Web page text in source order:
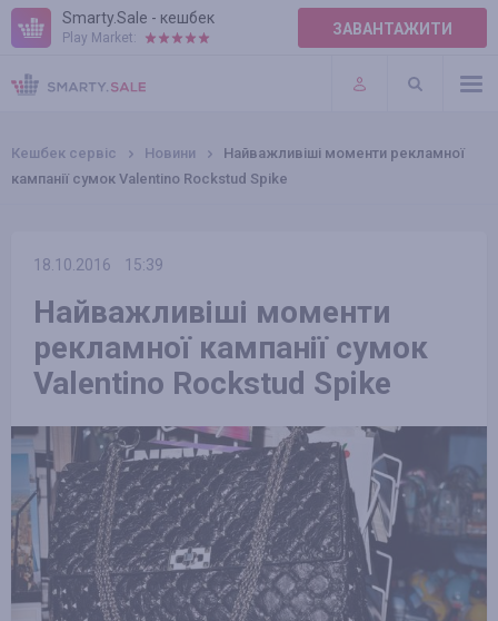
Smarty.Sale - кешбек
Play Market: ЗАВАНТАЖИТИ
ПРАВИЛА
ПЛАГІНИ
Кешбек сервіс Новини
Найважливіші моменти рекламної
кампанії сумок Valentino Rockstud Spike
18.10.2016 15:39
Найважливіші моменти
рекламної кампанії сумок
Valentino Rockstud Spike